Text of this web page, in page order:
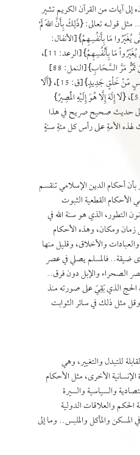
إلى آيات من القرآن الكريم تشير
مثل قولـه تعالى: {ذَلِكَ بِأَنَّ اللهَ لَمْ
مَا بِأَنفُسِهِمْ} [الأنفال:
53]، {إِنَّ اللهَ لاَ يُغَيِّرُ مَا بِقَوْمٍ حَتَّى يُغَيِّرُواْ مَا بِأَنْفُسِهِمْ} [الرعد: 11]،
{وَتَرَى الْجِبَالَ تَحْسَبُهَا جَامِدَةً وَهِيَ تَمُرُّ مَرَّ السَّحَابِ} [النمل: 88]
{أَفَعَيِينَا بِالْخَلْقِ الْأَوَّلِ بَلْ هُمْ فِي لَبْسٍ مِّنْ خَلْقٍ جَدِيدٍ} [ق: 15]، {أَلَا
إِلَى اللهِ تَصِيرُ الْأُمُورُ} [الشورى: 53]، {لَا إِلَهَ إِلَّا هُوَ إِلَيْهِ الْمَصِيرُ}
إلى حديث صحيح صريح في هذا
الأمةِ على رأس كل مئةِ سنةٍ
بأن أحكام الدين الإسلامي تنقسم
الأحكام القطعية الثبوت
التطور، الذي هو سنة الله في
زمان ومكان، وهذه الأحكام
والأخلاق، وقليل منها
ضيقة.. فالمسلم يصلي في عصر
الصحراء والإبل دون فرق..
الذي بَقِيَ على صورته منذ
مثل ذلك في سائر الثوابت
للتبدل والتغيير، وهي
الأخرى، مثل الأحكام
والسياسية والسيرة
الحكم والعلاقات الدولية
والمأكل والملبس.. وما إلى